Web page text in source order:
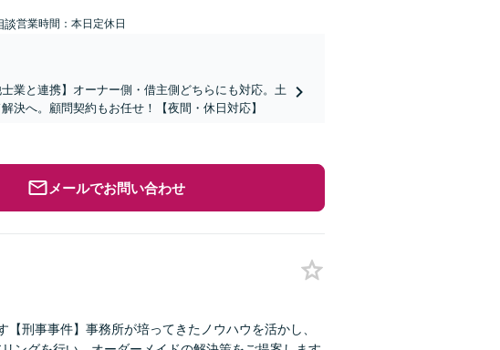
談営業時間：本日定休日
業と連携】オーナー側・借主側どちらにも対応。土
決へ。顧問契約もお任せ！【夜間・休日対応】
メールでお問い合わせ
刑事事件】事務所が培ってきたノウハウを活かし、